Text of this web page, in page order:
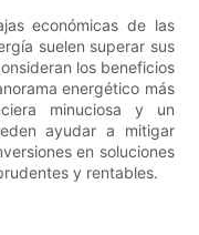
económicas de las
suelen superar sus
los beneficios
energético más
minuciosa y un
ayudar a mitigar
en soluciones
y rentables.